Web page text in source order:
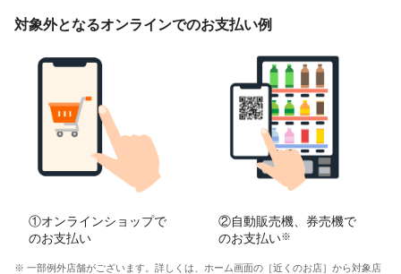
対象外となるオンラインでのお支払い例
①オンラインショップで
のお支払い
②自動販売機、券売機で
のお支払い※
※ 一部例外店舗がございます。詳しくは、ホーム画面の［近くのお店］から対象店